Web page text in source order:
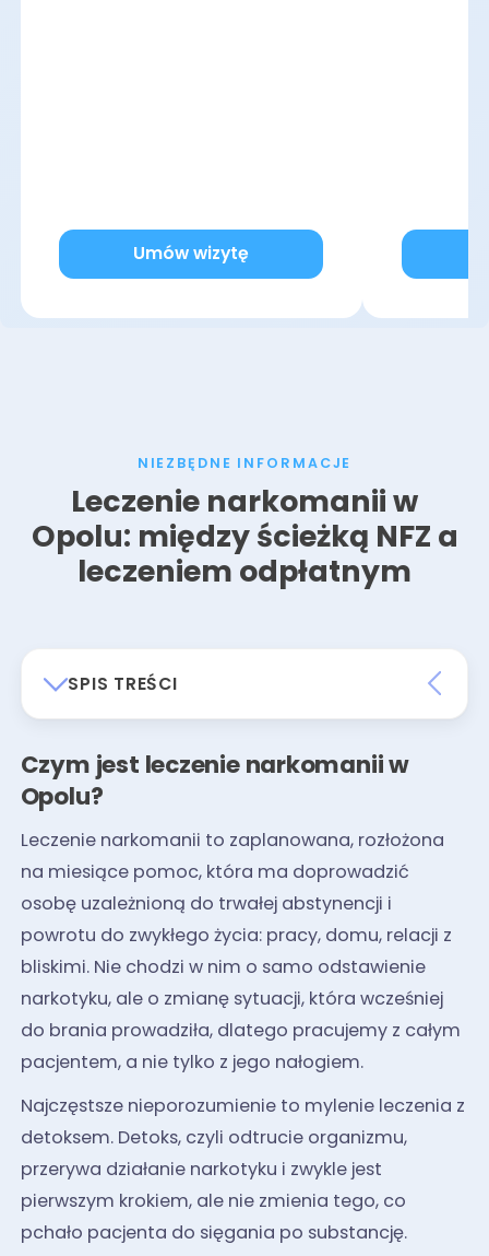
Umów wizytę
NIEZBĘDNE INFORMACJE
Leczenie narkomanii w
Opolu: między ścieżką NFZ a
leczeniem odpłatnym
SPIS TREŚCI
Czym jest leczenie narkomanii w
Opolu?
Leczenie narkomanii to zaplanowana, rozłożona
na miesiące pomoc, która ma doprowadzić
osobę uzależnioną do trwałej abstynencji i
powrotu do zwykłego życia: pracy, domu, relacji z
bliskimi. Nie chodzi w nim o samo odstawienie
narkotyku, ale o zmianę sytuacji, która wcześniej
do brania prowadziła, dlatego pracujemy z całym
pacjentem, a nie tylko z jego nałogiem.
Najczęstsze nieporozumienie to mylenie leczenia z
detoksem. Detoks, czyli odtrucie organizmu,
przerywa działanie narkotyku i zwykle jest
pierwszym krokiem, ale nie zmienia tego, co
pchało pacjenta do sięgania po substancję.